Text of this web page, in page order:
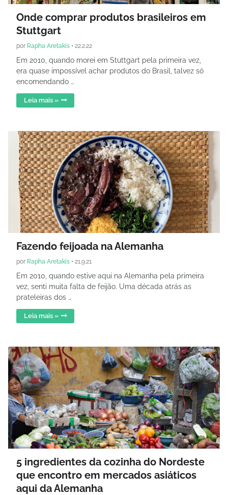
Onde comprar produtos brasileiros em
Stuttgart
por Rapha Aretakis • 22.2.22
Em 2010, quando morei em Stuttgart pela primeira vez,
era quase impossível achar produtos do Brasil, talvez só
encomendando …
Leia mais »
Fazendo feijoada na Alemanha
por Rapha Aretakis • 21.9.21
Em 2010, quando estive aqui na Alemanha pela primeira
vez, senti muita falta de feijão. Uma década atrás as
prateleiras dos …
Leia mais »
5 ingredientes da cozinha do Nordeste
que encontro em mercados asiáticos
aqui da Alemanha